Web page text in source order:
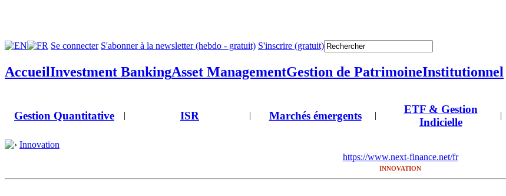
Se connecter S'abonner à la newsletter (hebdo - gratuit) S'inscrire (gratuit)
AccueilInvestment BankingAsset ManagementGestion de PatrimoineInstitutionnel
Gestion Quantitative | ISR | Marchés émergents |
ETF & Gestion
Indicielle
|
Innovation
https://www.next-finance.net/fr
INNOVATION